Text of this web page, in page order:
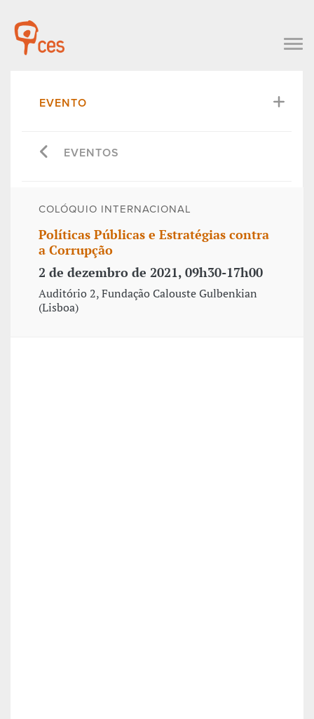
EVENTO
EVENTOS
COLÓQUIO INTERNACIONAL
Políticas Públicas e Estratégias contra
a Corrupção
2 de dezembro de 2021, 09h30-17h00
Auditório 2, Fundação Calouste Gulbenkian
(Lisboa)